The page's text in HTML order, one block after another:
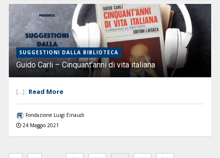
SUGGESTIONI DALLA BIBLIOTECA
Guido Carli – Cinquant’anni di vita italiana
[...] Read More
Fondazione Luigi Einaudi
24 Maggio 2021